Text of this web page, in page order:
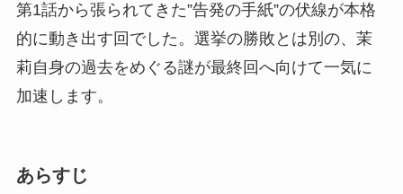
第1話から張られてきた”告発の手紙”の伏線が本格
的に動き出す回でした。選挙の勝敗とは別の、茉
莉自身の過去をめぐる謎が最終回へ向けて一気に
加速します。
あらすじ